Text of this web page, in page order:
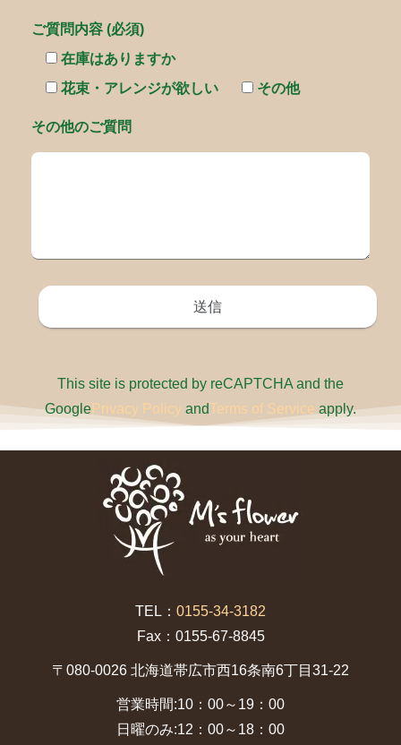
ご質問内容 (必須)
在庫はありますか
花束・アレンジが欲しい
その他
その他のご質問
This site is protected by reCAPTCHA and the
GooglePrivacy Policy andTerms of Service apply.
TEL： 0155-34-3182
Fax：0155-67-8845
〒080-0026 北海道帯広市西16条南6丁目31-22
営業時間:10：00～19：00
日曜のみ:12：00～18：00